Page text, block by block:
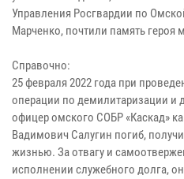
Управления Росгвардии по
Марченко, почтили память героя
Справочно:
25 февраля 2022 года при
операции по демилитаризации и
офицер омского СОБР «Каскад»
Вадимович Салугин погиб,
жизнью. За отвагу и
исполнении служебного долга,